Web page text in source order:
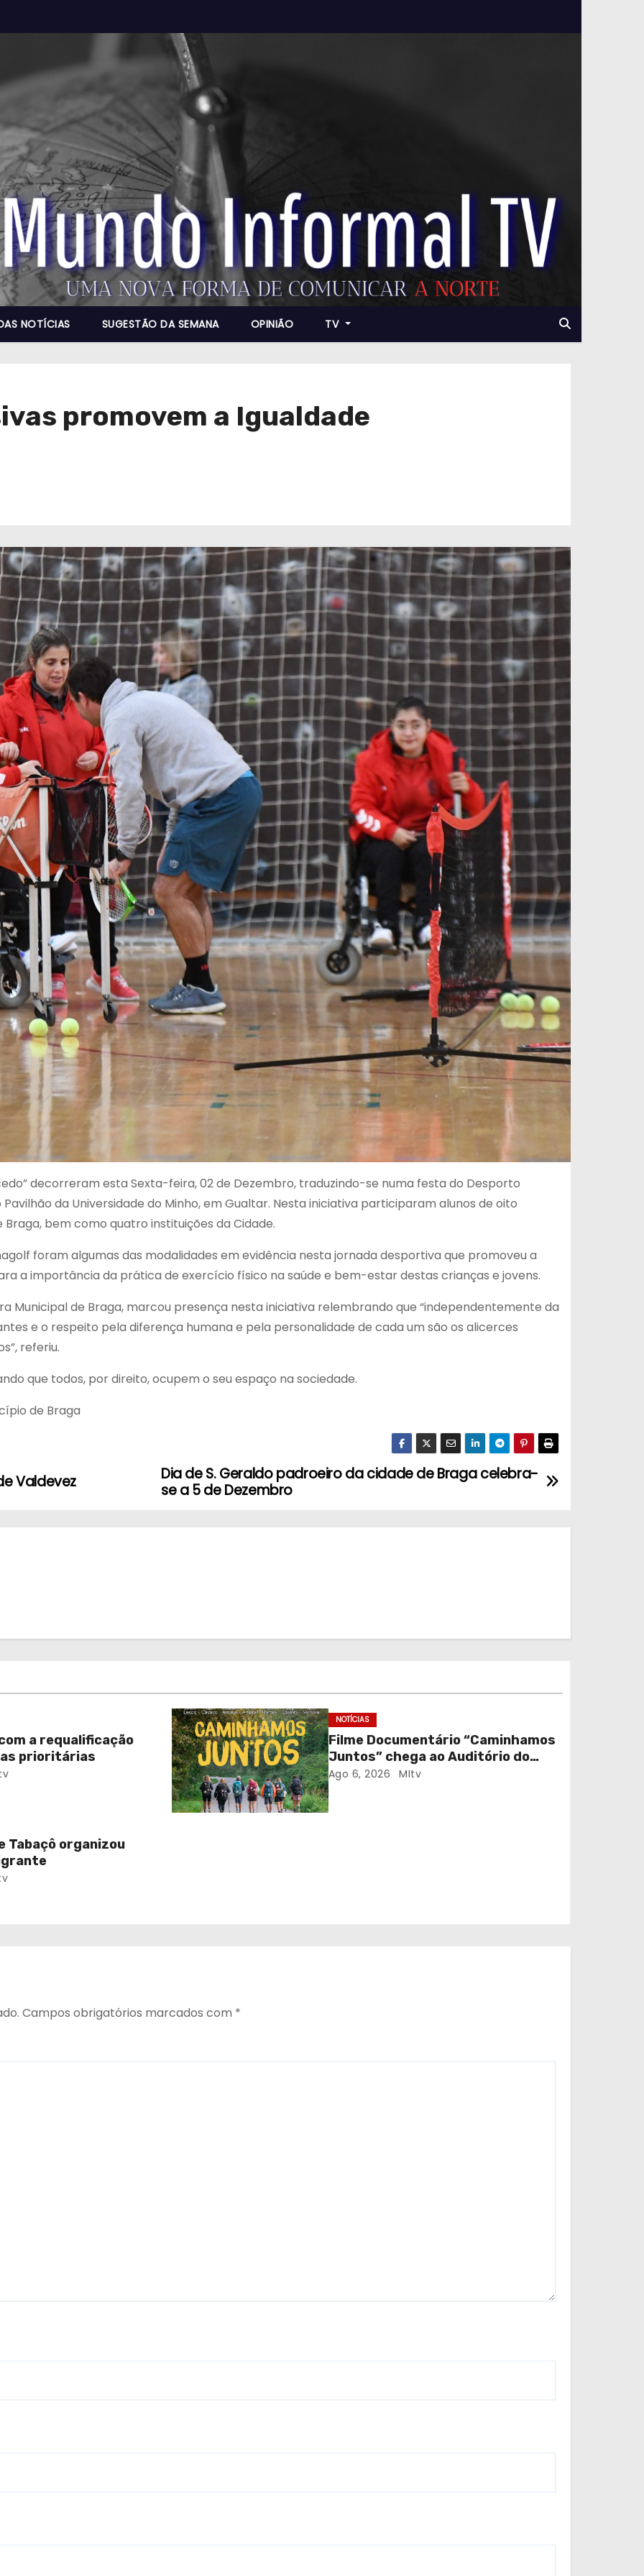
NOTÍCIAS SUGESTÃO DA SEMANA OPINIÃO TV
promovem a Igualdade
decorreram esta Sexta-feira, 02 de Dezembro, traduzindo-se numa festa do Desporto
da Universidade do Minho, em Gualtar. Nesta iniciativa participaram alunos de oito
bem como quatro instituições da Cidade.
foram algumas das modalidades em evidência nesta jornada desportiva que promoveu a
a importância da prática de exercício físico na saúde e bem-estar destas crianças e jovens.
Municipal de Braga, marcou presença nesta iniciativa relembrando que “independentemente da
e o respeito pela diferença humana e pela personalidade de cada um são os alicerces
referiu.
que todos, por direito, ocupem o seu espaço na sociedade.
de Braga
Dia de S. Geraldo padroeiro da cidade de Braga celebra-
se a 5 de Dezembro
Valdevez
a requalificação
prioritárias
NOTÍCIAS
Filme Documentário “Caminhamos
Juntos” chega ao Auditório do
C.E.R. Vagos em sessão solidária
Ago 6, 2026 MItv
Tabaçô organizou
Campos obrigatórios marcados com *